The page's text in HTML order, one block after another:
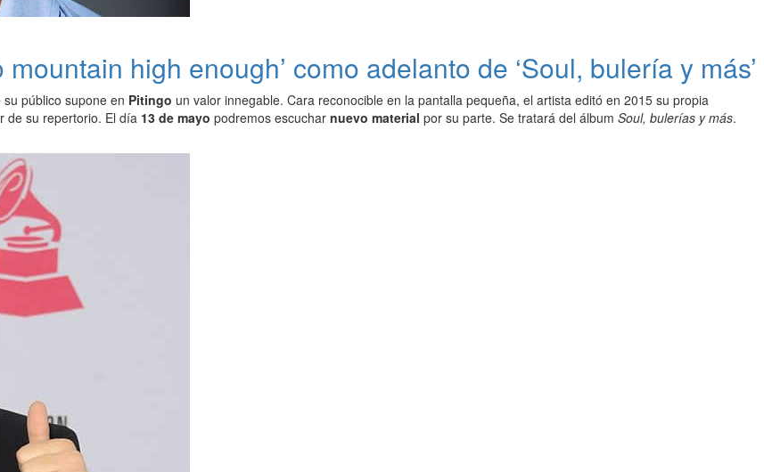
high enough’ como adelanto de ‘Soul, bulería y más’
público supone en Pitingo un valor innegable. Cara reconocible en la pantalla pequeña, el artista editó en 2015 su propia
de su repertorio. El día 13 de mayo podremos escuchar nuevo material por su parte. Se tratará del álbum Soul, bulerías y más.